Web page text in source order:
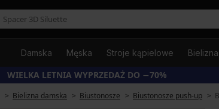
Damska Męska Stroje kąpielowe
WIELKA LETNIA WYPRZEDAŻ DO −70%
Bielizna damska Biustonosze Biustonosze push-up